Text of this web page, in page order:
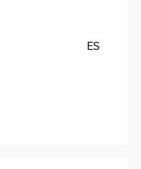
ES